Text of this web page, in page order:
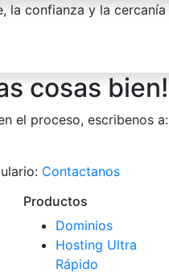
la confianza y la cercanía
cosas bien!
el proceso, escribenos a:
Contactanos
Productos
Dominios
Hosting Ultra
Rápido